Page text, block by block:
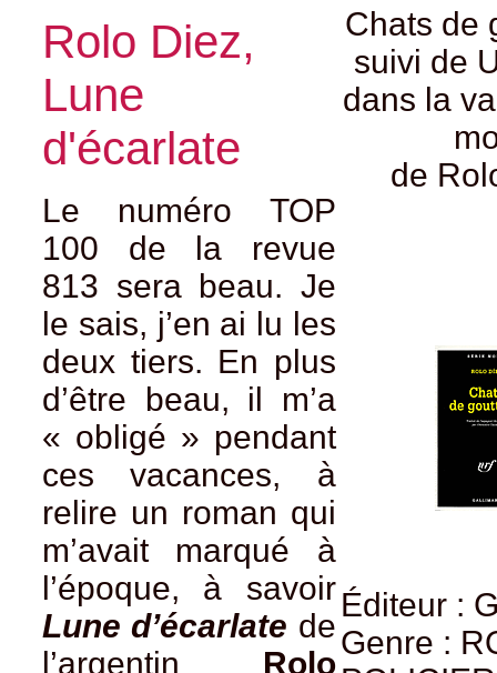
Rolo Diez,
Lune
d'écarlate
Le numéro TOP
100 de la revue
813 sera beau. Je
le sais, j’en ai lu les
deux tiers. En plus
d’être beau, il m’a
« obligé » pendant
ces vacances, à
relire un roman qui
m’avait marqué à
l’époque, à savoir
Lune d’écarlate de
l’argentin Rolo
Chats de
suivi de
dans la
de
Éditeur :
Genre :